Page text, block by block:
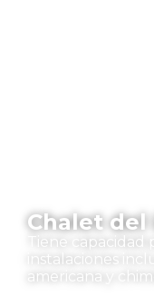
Chalet del
Tiene capacidad
instalaciones
americana y